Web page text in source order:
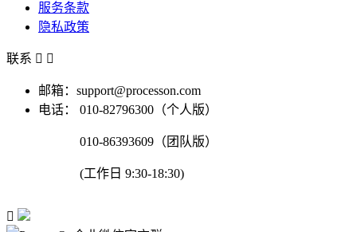
服务条款
隐私政策
联系  
邮箱：support@processon.com
电话：
010-82796300（个人版）
010-86393609（团队版）
(工作日 9:30-18:30)
